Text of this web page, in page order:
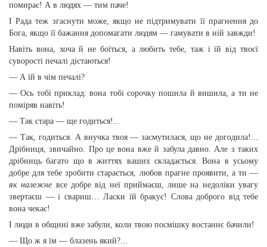
помирає! А в людях — тим паче!
І Рада теж згаснути може, якщо не підтримувати її прагнення до
Бога, якщо її бажання допомагати людям — гамувати в ній завжди!
Навіть вона, хоча й не боїться, а любить тебе, таж і їй від твоєї
суворості печалі дістаються!
— А їй в чім печалі?
— Ось тобі приклад: вона тобі сорочку пошила й вишила, а ти не
поміряв навіть!
— Так стара — ще годиться!...
— Так, годиться. А внучка твоя — засмутилася, що не догодила!...
Дрібниця, звичайно. Про це вона вже й забула давно. Але з таких
дрібниць багато що в життях ваших складається. Вона в усьому
добре для тебе зробити старається, любов прагне проявити, а ти —
як належне все добре від неї приймаєш, лише на недоліки увагу
звертаєш — і свариш… Ласки їй бракує! Слова доброго від тебе
вона чекає!
І люди в общині вже забули, коли твою посмішку востаннє бачили!
— Що ж я їм — блазень який?...